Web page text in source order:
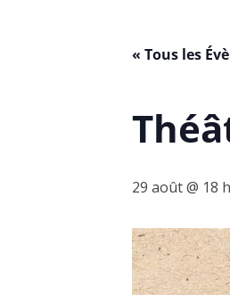
« Tous les
29 août @ 18